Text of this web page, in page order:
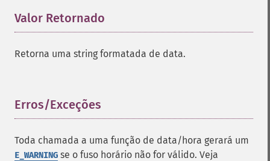
Valor Retornado
Retorna uma string formatada de data.
Erros/Exceções
Toda chamada a uma função de data/hora gerará um
E_WARNING se o fuso horário não for válido. Veja